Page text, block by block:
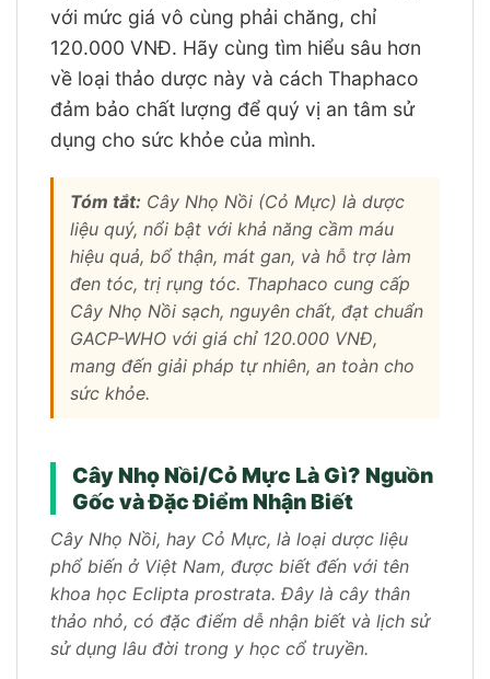
với mức giá vô cùng phải chăng, chỉ
120.000 VNĐ. Hãy cùng tìm hiểu sâu hơn
về loại thảo dược này và cách Thaphaco
đảm bảo chất lượng để quý vị an tâm sử
dụng cho sức khỏe của mình.
Tóm tắt: Cây Nhọ Nồi (Cỏ Mực) là dược
liệu quý, nổi bật với khả năng cầm máu
hiệu quả, bổ thận, mát gan, và hỗ trợ làm
đen tóc, trị rụng tóc. Thaphaco cung cấp
Cây Nhọ Nồi sạch, nguyên chất, đạt chuẩn
GACP-WHO với giá chỉ 120.000 VNĐ,
mang đến giải pháp tự nhiên, an toàn cho
sức khỏe.
Cây Nhọ Nồi/Cỏ Mực Là Gì? Nguồn
Gốc và Đặc Điểm Nhận Biết
Cây Nhọ Nồi, hay Cỏ Mực, là loại dược liệu
phổ biến ở Việt Nam, được biết đến với tên
khoa học Eclipta prostrata. Đây là cây thân
thảo nhỏ, có đặc điểm dễ nhận biết và lịch sử
sử dụng lâu đời trong y học cổ truyền.